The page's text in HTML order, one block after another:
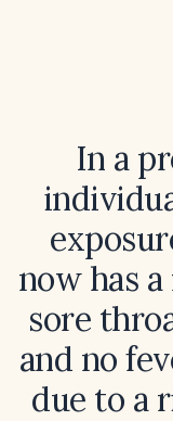
In a
now has
sore
and no
due to a